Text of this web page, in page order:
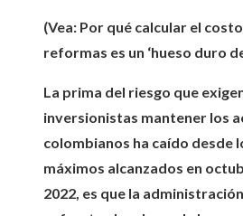
(Vea: Por qué calcular el
reformas es un ‘hueso duro
La prima del riesgo que
inversionistas mantener los
colombianos ha caído desde
máximos alcanzados en
2022, es que la